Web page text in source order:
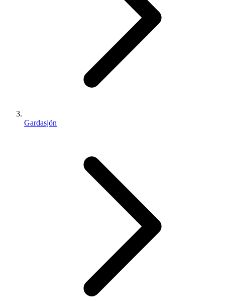
Gardasjön